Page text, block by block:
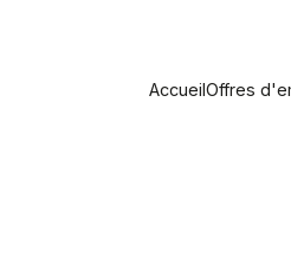
AccueilOffres